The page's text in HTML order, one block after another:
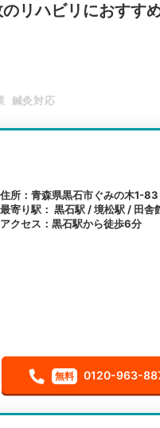
リハビリにおすす
鍼灸対応
住所：青森県黒石市ぐみの木1-83
最寄り駅： 黒石駅 / 境松駅 / 田舎
アクセス：黒石駅から徒歩6分
無料 0120-963-